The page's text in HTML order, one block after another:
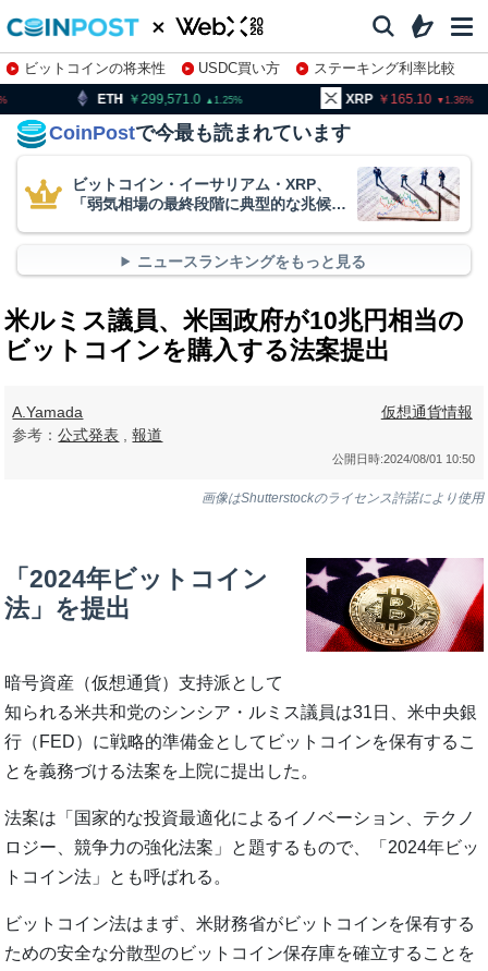
ビットコインの将来性 USDC買い方
ステーキング利率比較
株特集・関連銘柄
299,571.0 1.25 XRP 1.36 BNB
CoinPostで今最も読まれています
ビットコイン・イーサリアム・XRP、
「弱気相場の最終段階に典型的な兆候」
ニュースランキングをもっと見る
米ルミス議員、米国政府が10兆円相当の
ビットコインを購入する法案提出
A.Yamada
参考：公式発表 ,報道
仮想通貨情報
公開日時:2024/08/01 10:50
画像はShutterstockのライセンス許諾により使用
「2024年ビットコイン
法」を提出
暗号資産（仮想通貨）支持派として
知られる米共和党のシンシア・ルミス議員は31日、米中央銀
行（FED）に戦略的準備金としてビットコインを保有するこ
とを義務づける法案を上院に提出した。
法案は「国家的な投資最適化によるイノベーション、テクノ
ロジー、競争力の強化法案」と題するもので、「2024年ビッ
トコイン法」とも呼ばれる。
ビットコイン法はまず、米財務省がビットコインを保有する
ための安全な分散型のビットコイン保存庫を確立することを